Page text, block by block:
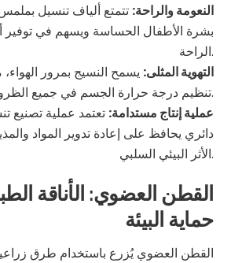
النعومة والراحة: تتمتع ألياف تنسيل
بشرة الأطفال الحساسة ويسهم في
الراحة.
التهوية المثلى: يسمح النسيج بمرور
تنظيم درجة حرارة الجسم في جميع الظروف المناخية.
عملية إنتاج مستدامة: تعتمد عملية تصنيع
دائري يحافظ على إعادة تدوير المواد
الأثر البيئي السلبي.
القطن العضوي: الأناقة
حماية البيئة
القطن العضوي يُزرع باستخدام طرق